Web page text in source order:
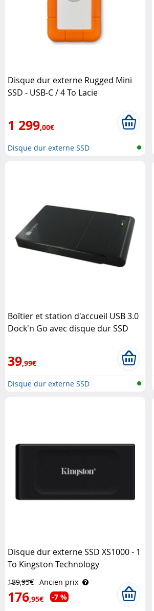
Disque dur externe Rugged Mini
SSD - USB-C / 4 To Lacie
1 299,00€
Disque dur externe SSD
Boîtier et station d'accueil USB 3.0
Dock'n Go avec disque dur SSD
39,99€
Disque dur externe SSD
Disque dur externe SSD XS1000 - 1
To Kingston Technology
189,95€ Ancien prix
176,95€ -7 %